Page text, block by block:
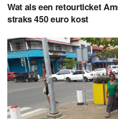
Wat als een retourticket
straks 450 euro kost